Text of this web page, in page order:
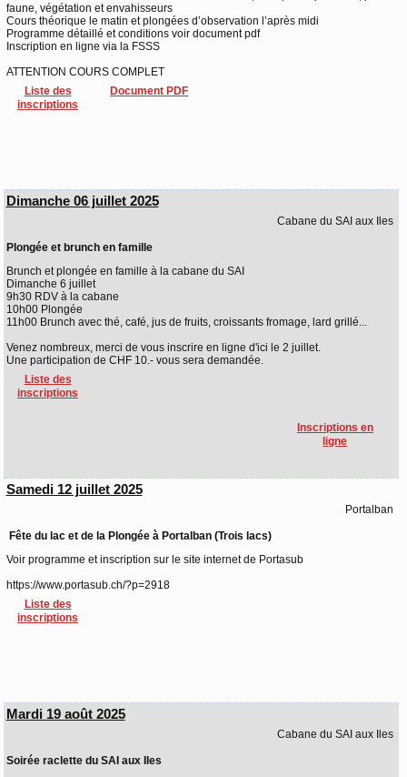
faune, végétation et envahisseurs
Cours théorique le matin et plongées d’observation l’après midi
Programme détaillé et conditions voir document pdf
Inscription en ligne via la FSSS
ATTENTION COURS COMPLET
Liste des
inscriptions
Document PDF
Dimanche 06 juillet 2025
Cabane du SAI aux Iles
Plongée et brunch en famille
Brunch et plongée en famille à la cabane du SAI
Dimanche 6 juillet
9h30 RDV à la cabane
10h00 Plongée
11h00 Brunch avec thé, café, jus de fruits, croissants fromage, lard grillé...
Venez nombreux, merci de vous inscrire en ligne d'ici le 2 juillet.
Une participation de CHF 10.- vous sera demandée.
Liste des
inscriptions
Inscriptions en
ligne
Samedi 12 juillet 2025
Portalban
Fête du lac et de la Plongée à Portalban (Trois lacs)
Voir programme et inscription sur le site internet de Portasub
https://www.portasub.ch/?p=2918
Liste des
inscriptions
Mardi 19 août 2025
Cabane du SAI aux Iles
Soirée raclette du SAI aux Iles